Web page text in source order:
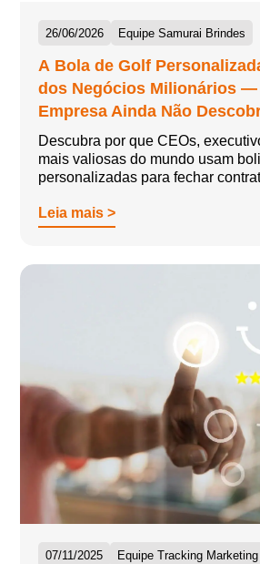
26/06/2026 Equipe Samurai Brindes
A Bola de Golf
dos Negócios Milionários —
Empresa Ainda Não
Descubra por que CEOs,
mais valiosas do mundo usam
personalizadas para fechar
Leia mais >
07/11/2025 Equipe Tracking Marketing